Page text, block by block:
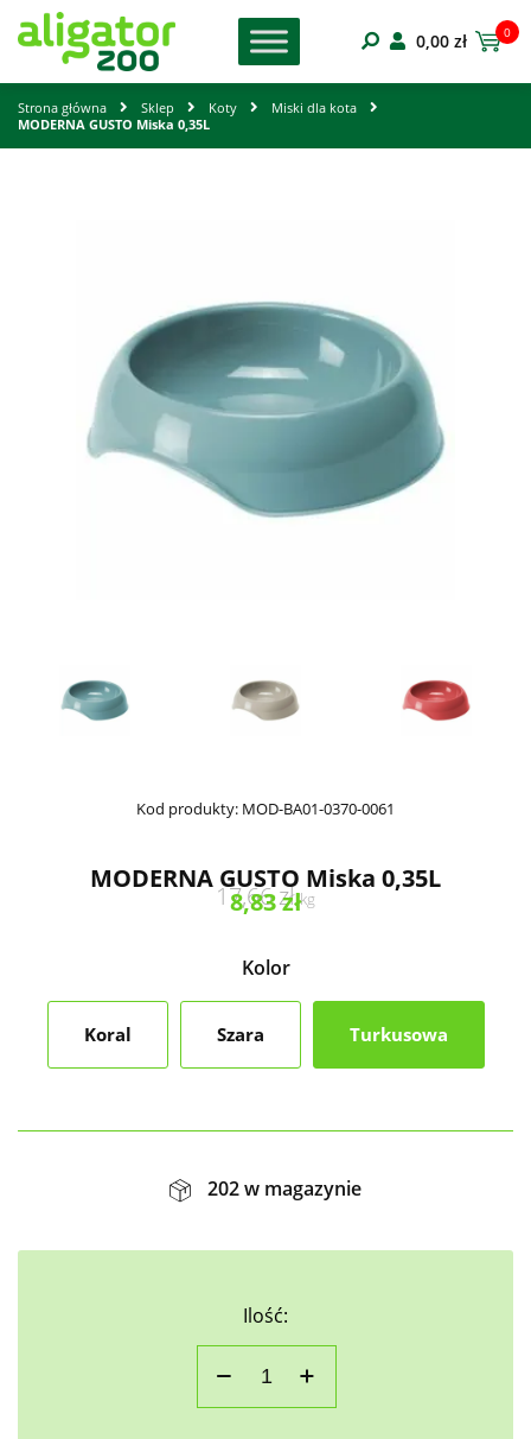
0,00 zł 0
Strona główna Sklep Koty
Miski dla kota
MODERNA GUSTO Miska 0,35L
Kod produkty: MOD-BA01-0370-0061
MODERNA GUSTO Miska 0,35L
8,83zł
17,66zł/kg
Kolor
Koral Szara Turkusowa
202 w magazynie
Ilość: